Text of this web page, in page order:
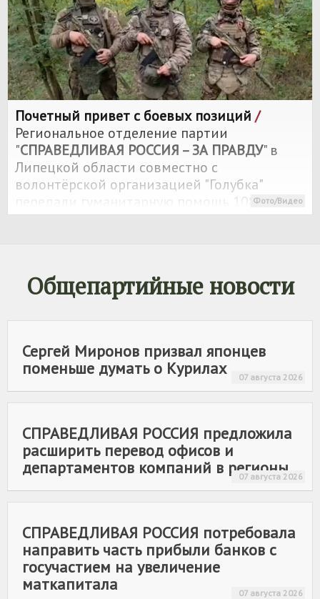
Почетный привет с боевых позиций /
Региональное отделение партии
"СПРАВЕДЛИВАЯ РОССИЯ – ЗА ПРАВДУ" в
Липецкой области совместно с
волонтёрской организацией "Голубка"
передали гуманитарную помощь 108 полку
штурмовой роты, который принимает
защищая интересы нашей Родины.
Фото/Видео
Общепартийные новости
Сергей Миронов призвал японцев
поменьше думать о Курилах
07 августа 2026
СПРАВЕДЛИВАЯ РОССИЯ предложила
расширить перевод офисов и
департаментов компаний в регионы
07 августа 2026
СПРАВЕДЛИВАЯ РОССИЯ потребовала
направить часть прибыли банков с
госучастием на увеличение
маткапитала
07 августа 2026